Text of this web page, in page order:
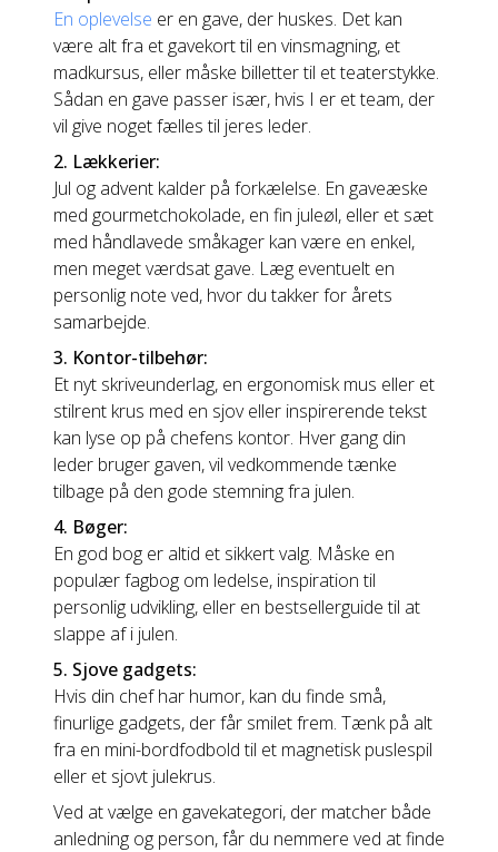
En oplevelse er en gave, der huskes. Det kan
være alt fra et gavekort til en vinsmagning, et
madkursus, eller måske billetter til et teaterstykke.
Sådan en gave passer især, hvis I er et team, der
vil give noget fælles til jeres leder.
2. Lækkerier:
Jul og advent kalder på forkælelse. En gaveæske
med gourmetchokolade, en fin juleøl, eller et sæt
med håndlavede småkager kan være en enkel,
men meget værdsat gave. Læg eventuelt en
personlig note ved, hvor du takker for årets
samarbejde.
3. Kontor-tilbehør:
Et nyt skriveunderlag, en ergonomisk mus eller et
stilrent krus med en sjov eller inspirerende tekst
kan lyse op på chefens kontor. Hver gang din
leder bruger gaven, vil vedkommende tænke
tilbage på den gode stemning fra julen.
4. Bøger:
En god bog er altid et sikkert valg. Måske en
populær fagbog om ledelse, inspiration til
personlig udvikling, eller en bestsellerguide til at
slappe af i julen.
5. Sjove gadgets:
Hvis din chef har humor, kan du finde små,
finurlige gadgets, der får smilet frem. Tænk på alt
fra en mini-bordfodbold til et magnetisk puslespil
eller et sjovt julekrus.
Ved at vælge en gavekategori, der matcher både
anledning og person, får du nemmere ved at finde